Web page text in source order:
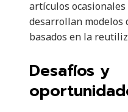
artículos
desarrollan modelos
basados en la
Desafíos y